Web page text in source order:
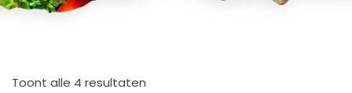
Toont alle 4 resultaten